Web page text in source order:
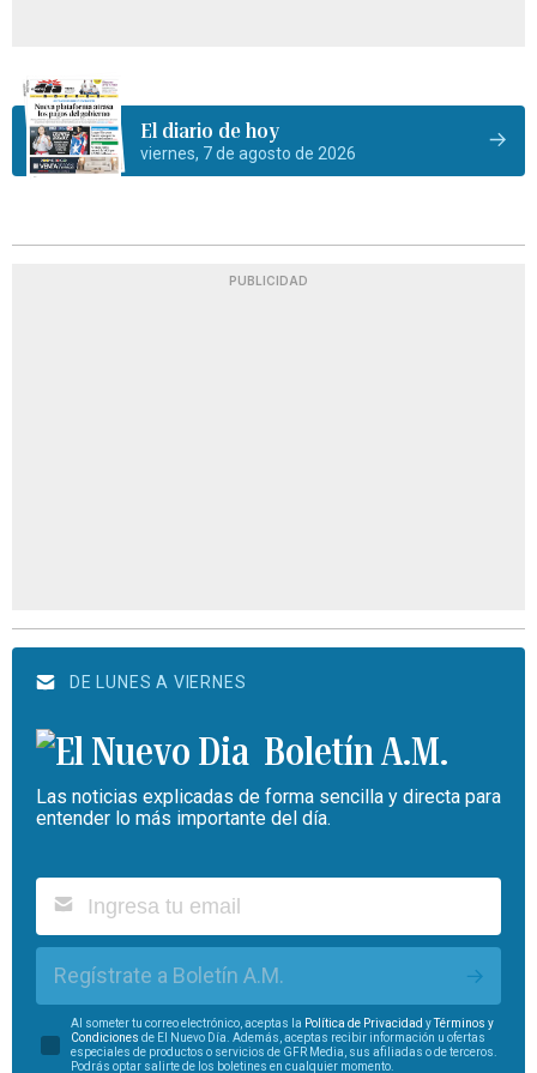
El diario de hoy
viernes, 7 de agosto de 2026
PUBLICIDAD
DE LUNES A VIERNES
Boletín A.M.
Las noticias explicadas de forma sencilla y directa para
entender lo más importante del día.
Regístrate a Boletín A.M.
Al someter tu correo electrónico, aceptas la Política de Privacidad yTérminos y
Condiciones de El Nuevo Día. Además, aceptas recibir información u ofertas
especiales de productos o servicios de GFR Media, sus afiliadas o de terceros.
Podrás optar salirte de los boletines en cualquier momento.